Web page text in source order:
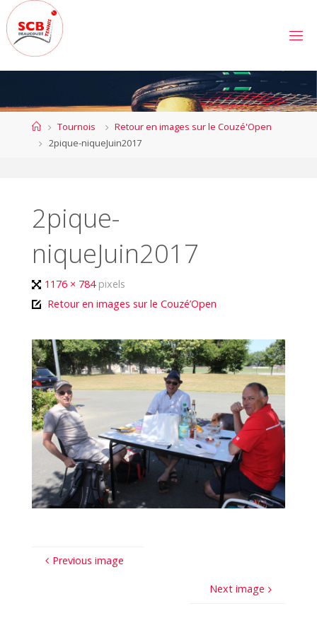
Skip
to
content
C B
UC
OU
IS
HomeTournois
Retour en images sur le Couzé'Open
2pique-niqueJuin2017
2pique-
niqueJuin2017
Full
size
1176 × 784 pixels
Retour en images sur le Couzé’Open
Previous image
Next image